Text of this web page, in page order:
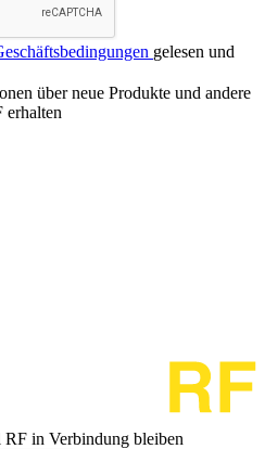
gelesen und
über neue Produkte und andere
erhalten
in Verbindung bleiben